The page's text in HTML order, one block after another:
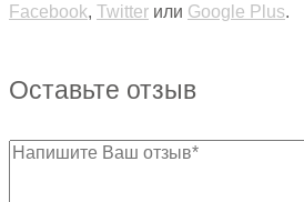
Facebook, Twitter или Google Plus.
Оставьте отзыв